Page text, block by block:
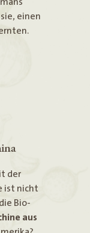
einen
der
ist nicht
Bio-
aus